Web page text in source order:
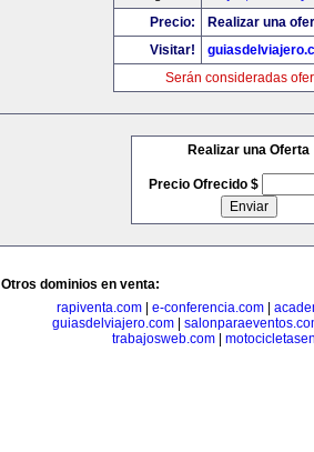
Precio:
Realizar una
Visitar!
Serán consideradas
Realizar una Oferta
Precio Ofrecido $
Otros dominios en venta:
rapiventa.com| e-conferencia.com|
guiasdelviajero.com|
trabajosweb.com